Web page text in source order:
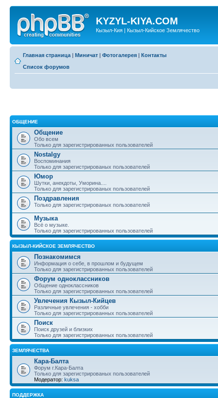
KYZYL-KIYA.COM
Кызыл-Кия | Кызыл-Кийское Землячество
Главная страница | Миничат | Фотогалерея | Контакты
Список форумов
ОБЩЕНИЕ
Общение
Обо всем
Только для зарегистрированных пользователей
Nostalgy
Воспоминания
Только для зарегистрированых пользователей
Юмор
Шутки, анекдоты, Уморина....
Только для зарегистрированых пользователей
Поздравления
Только для зарегистрированых пользователей
Музыка
Всё о музыке.
Только для зарегистрированных пользователей
КЫЗЫЛ-КИЙСКОЕ ЗЕМЛЯЧЕСТВО
Познакомимся
Информация о себе, в прошлом и будущем
Только для зарегистрированных пользователей
Форум одноклассников
Общение одноклассников
Только для зарегистрированных пользователей
Увлечения Кызыл-Кийцев
Различные увлечения - хобби
Только для зарегистрированных пользователей
Поиск
Поиск друзей и близких
Только для зарегистрированных пользователей
ЗЕМЛЯЧЕСТВА
Кара-Балта
Форум г.Кара-Балта
Только для зарегистрированых пользователей
Модератор: kuksa
ПОДДЕРЖКА